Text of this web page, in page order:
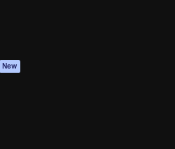
New